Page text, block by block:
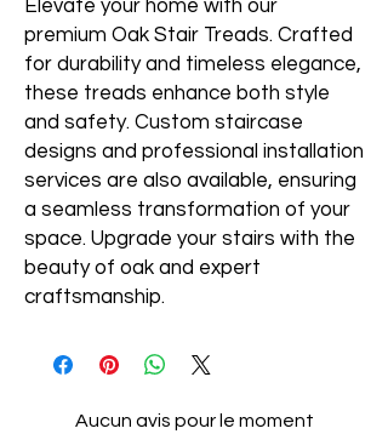
Elevate your home with our
premium Oak Stair Treads. Crafted
for durability and timeless elegance,
these treads enhance both style
and safety. Custom staircase
designs and professional installation
services are also available, ensuring
a seamless transformation of your
space. Upgrade your stairs with the
beauty of oak and expert
craftsmanship.
Aucun avis pour le moment